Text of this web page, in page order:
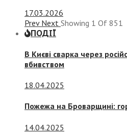
17.03.2026
Prev Next Showing 1 Of 851
ПОДІЇ
В Києві сварка через
вбивством
18.04.2025
Пожежа на Броварщині:
14.04.2025